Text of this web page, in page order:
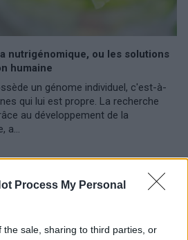
Process My Personal
the sale, sharing to third parties, or
nutrigénomique, ou les solutions
humaine
un génome individuel, c'est-à-
qui lui est propre. La recherche
au développement de la
a...